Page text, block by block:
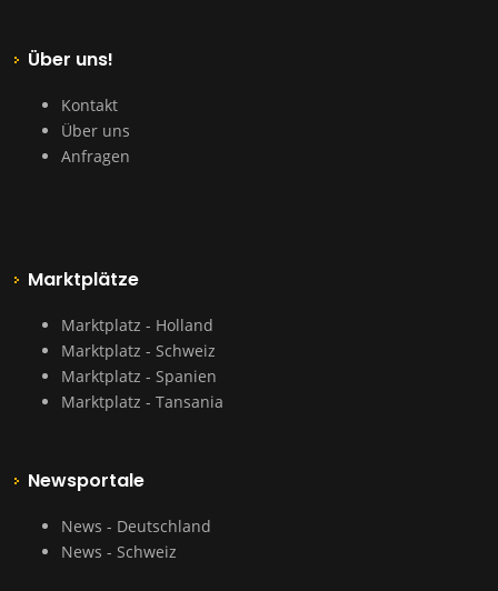
Über uns!
Kontakt
Über uns
Anfragen
Marktplätze
Marktplatz - Holland
Marktplatz - Schweiz
Marktplatz - Spanien
Marktplatz - Tansania
Newsportale
News - Deutschland
News - Schweiz